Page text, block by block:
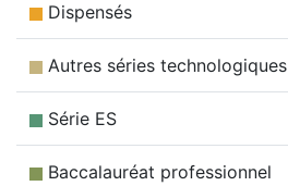
Dispensés
Autres séries technologiques
Série ES
Baccalauréat professionnel